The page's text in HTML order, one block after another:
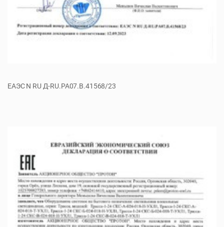
ЕАЭС N RU Д-RU.РА07.В.41568/23